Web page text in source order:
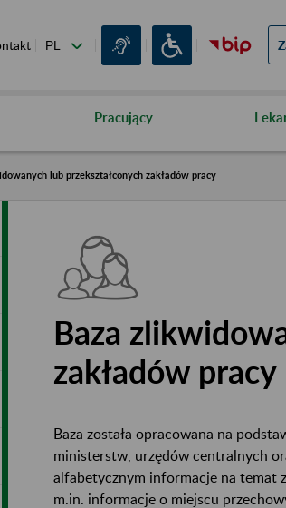
Pracujący
lub przekształconych zakładów pracy
Baza
zakładów pracy
Baza została opracowana na
ministerstw, urzędów centralnych
alfabetycznym informacje na temat
m.in. informacje o miejscu